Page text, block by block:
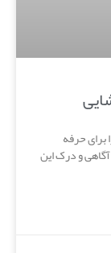
برای حرفه
و درک این